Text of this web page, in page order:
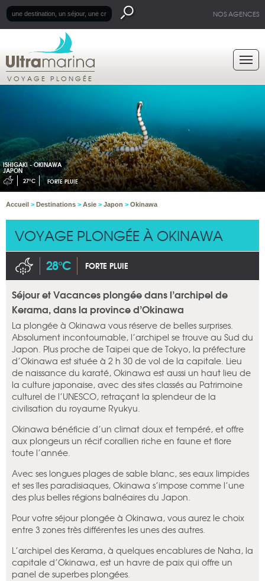
NOS AGENCES
VOYAGE PLONGÉE
ISHIGAKI - OKINAWA
JAPON
27°C FORTE PLUIE
Accueil > Destinations > Asie > Japon > Okinawa
VOYAGE PLONGÉE À OKINAWA
28°C FORTE PLUIE
Séjour et Vacances plongée dans l’archipel de
Kerama, dans la province d’Okinawa
La plongée à Okinawa vous réserve de belles surprises.
Absolument incontournable, l’archipel se trouve au Sud du
Japon. Plus proche de Taipei que de Tokyo, la préfecture
d’Okinawa est située à 2 h 30 de vol de la capitale. Lieu
de naissance du karaté, Okinawa est aussi un haut lieu de
la culture japonaise, avec des sites classés au Patrimoine
culturel de l’UNESCO, retraçant la splendeur de la
civilisation du royaume Ryukyu.
Okinawa bénéficie d’un climat doux et tempéré, et offre
aux plongeurs un récif corallien riche en faune et flore
toute l’année.
Avec ses longues plages de sable blanc, ses eaux limpides
et ses îles paradisiaques, Okinawa s’impose comme l’une
des plus belles régions balnéaires du Japon.
Pour votre séjour plongée à Okinawa, vous aurez le choix
entre 3 zones très différentes les unes des autres.
L’archipel des Kerama, à quelques encablures de Naha, la
capitale d’Okinawa, est un havre de paix qui offre un
panel de superbes plongées.